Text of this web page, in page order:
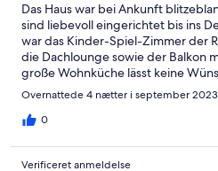
Das Haus war bei Ankunft
sind liebevoll eingerichtet bis ins
war das Kinder-Spiel-Zimmer der
die Dachlounge sowie der Balkon
große Wohnküche lässt keine
hausnahe Grillplatz mit genügend
einladend. Wir haben uns
super schöne Familienzeit hier und
Overnattede 4 nætter i september 2023
0
Verificeret anmeldelse